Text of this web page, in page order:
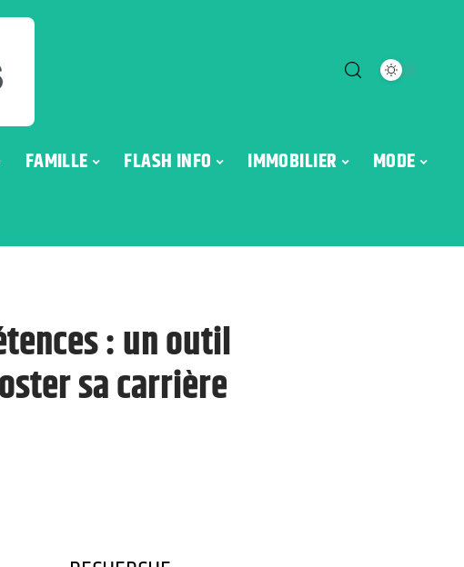
FAMILLE FLASH INFO IMMOBILIER MODE
: un outil
sa carrière